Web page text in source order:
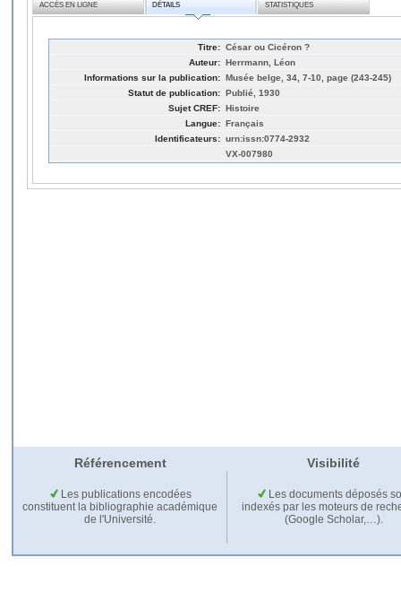
ACCÈS EN LIGNE DÉTAILS STATISTIQUES
Titre: César ou Cicéron ?
Auteur: Herrmann, Léon
Informations sur la publication: Musée belge, 34, 7-10, page (243-245)
Statut de publication: Publié, 1930
Sujet CREF: Histoire
Langue: Français
Identificateurs: urn:issn:0774-2932
VX-007980
Référencement Visibilité
Les publications encodées
constituent la bibliographie académique
de l'Université.
Les documents déposés
indexés par les moteurs de
(Google Scholar,…).